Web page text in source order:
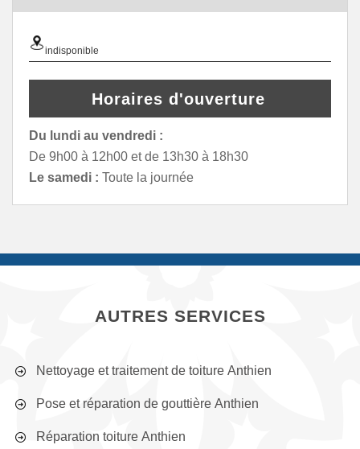
indisponible
Horaires d'ouverture
Du lundi au vendredi :
De 9h00 à 12h00 et de 13h30 à 18h30
Le samedi : Toute la journée
AUTRES SERVICES
Nettoyage et traitement de toiture Anthien
Pose et réparation de gouttière Anthien
Réparation toiture Anthien